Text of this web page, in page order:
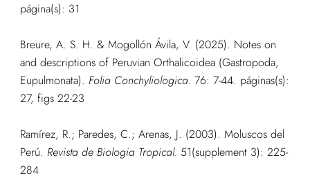
página(s): 31
Breure, A. S. H. & Mogollón Ávila, V. (2025). Notes on
and descriptions of Peruvian Orthalicoidea (Gastropoda,
Eupulmonata). Folia Conchyliologica. 76: 7-44. páginas(s):
27, figs 22-23
Ramírez, R.; Paredes, C.; Arenas, J. (2003). Moluscos del
Perú. Revista de Biologia Tropical. 51(supplement 3): 225-
284